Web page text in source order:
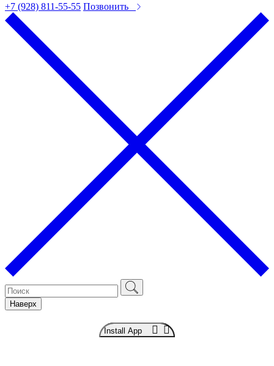
+7 (928) 811-55-55 Позвонить
Наверх
Install App